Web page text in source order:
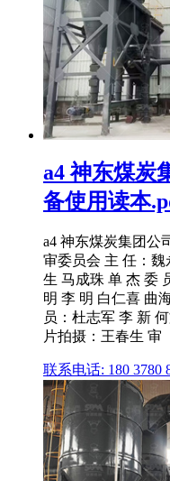
a4 神东煤炭
备使用读本
a4 神东煤炭集团公
审委员会 主 任：
生 马成珠 单 杰 委
明 李 明 白仁喜 曲
员：杜志军 李 新
片拍摄：王春生 审
联系电话: 180 3780